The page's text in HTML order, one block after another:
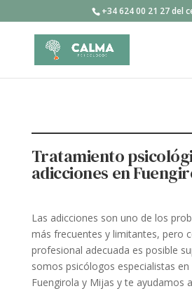
+34 624 00 21 27 del
Tratamiento
adicciones en
Las adicciones son uno de los
más frecuentes y limitantes, pero
profesional adecuada es posible
somos psicólogos especialistas en
Fuengirola y Mijas y te ayudamos